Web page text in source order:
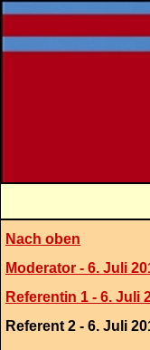
Nach oben
Moderator - 6. Juli
Referentin 1 - 6. Juli
Referent 2 - 6. Juli